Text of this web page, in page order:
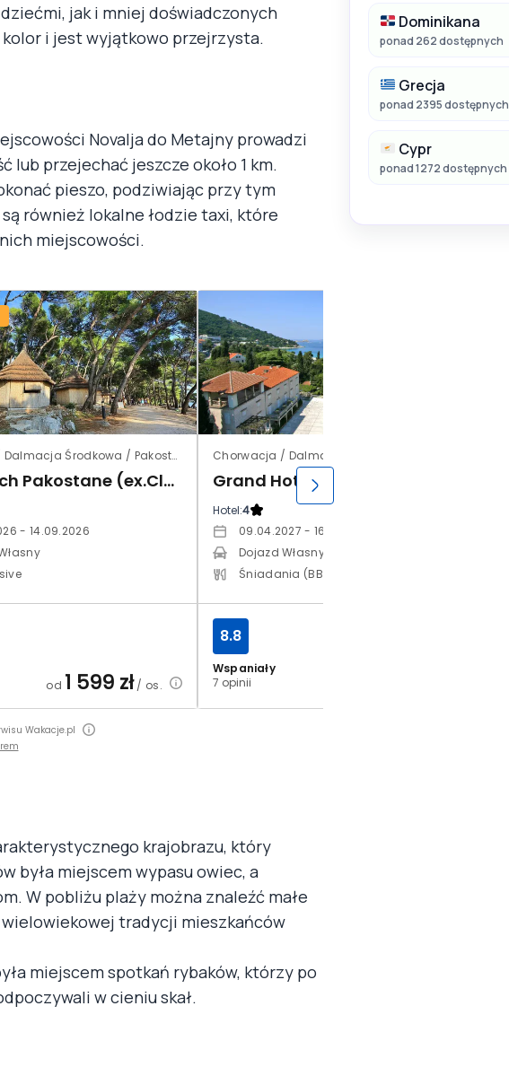
jak i mniej doświadczonych
i jest wyjątkowo przejrzysta.
Novalja do Metajny prowadzi
lub przejechać jeszcze około 1 km.
pieszo, podziwiając przy tym
również lokalne łodzie taxi, które
miejscowości.
Chorwacja / Dalmacja Środkowa / Pakostane
Pine Beach Pakostane (ex.Club Pakostane)
- 14.09.2026
od 1 599 zł/ os.
Grand Hotel Park (Dubrovnik)
Hotel:4
09.04.2027 - 16.04.2027
Dojazd Własny
Śniadania (BB)
Wspaniały
7 opinii
8.8
Wakacje.pl
krajobrazu, który
była miejscem wypasu owiec, a
W pobliżu plaży można znaleźć małe
tradycji mieszkańców
miejscem spotkań rybaków, którzy po
w cieniu skał.
Dominikana
ponad 262 dostępnych
Grecja
ponad 2395 dostępnych
Cypr
ponad 1272 dostępnych